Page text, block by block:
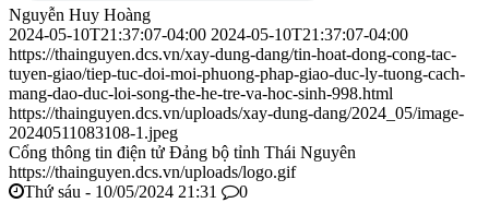
Nguyễn Huy Hoàng
2024-05-10T21:37:07-04:00 2024-05-10T21:37:07-04:00
https://thainguyen.dcs.vn/xay-dung-dang/tin-hoat-dong-cong-tac-
tuyen-giao/tiep-tuc-doi-moi-phuong-phap-giao-duc-ly-tuong-cach-
mang-dao-duc-loi-song-the-he-tre-va-hoc-sinh-998.html
https://thainguyen.dcs.vn/uploads/xay-dung-dang/2024_05/image-
20240511083108-1.jpeg
Cổng thông tin điện tử Đảng bộ tỉnh Thái Nguyên
https://thainguyen.dcs.vn/uploads/logo.gif
Thứ sáu - 10/05/2024 21:31
0